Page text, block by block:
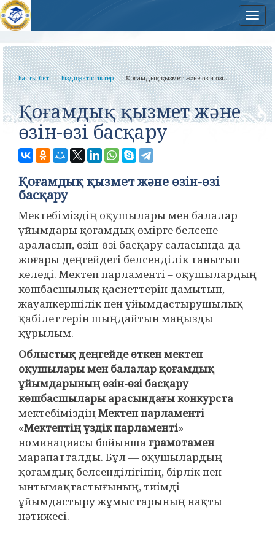
Басты бет Біздің жетістіктер Қоғамдық қызмет және өзін-өзі...
Қоғамдық қызмет және
өзін-өзі басқару
Қоғамдық қызмет және өзін-өзі
басқару
Мектебіміздің оқушылары мен балалар
ұйымдары қоғамдық өмірге белсене
араласып, өзін-өзі басқару саласында да
жоғары деңгейдегі белсенділік танытып
келеді. Мектеп парламенті – оқушылардың
көшбасшылық қасиеттерін дамытып,
жауапкершілік пен ұйымдастырушылық
қабілеттерін шыңдайтын маңызды
құрылым.
Облыстық деңгейде өткен мектеп
оқушылары мен балалар қоғамдық
ұйымдарының өзін-өзі басқару
көшбасшылары арасындағы конкурста
мектебіміздіңМектеп парламенті
«Мектептің үздік парламенті»
номинациясы бойынша грамотамен
марапатталды. Бұл — оқушылардың
қоғамдық белсенділігінің, бірлік пен
ынтымақтастығының, тиімді
ұйымдастыру жұмыстарының нақты
нәтижесі.